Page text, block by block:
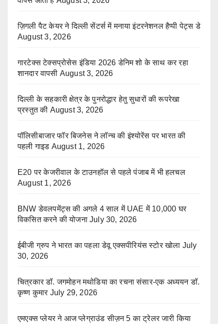
ज़िगली पैट केयर ने दिल्ली सेंटर्स में मनाया इंटरनेशनल हैप्पी पेट्स डे
August 3, 2026
गारटेक्स टेक्सप्रोसेस इंडिया 2026 डेनिम शो के साथ कर रहा
शानदार वापसी August 3, 2026
दिल्ली के सहकारी क्षेत्र के पुनरोद्धार हेतु सुधारों की रूपरेखा
प्रस्तुत की August 3, 2026
पॉलिसीबाजार फॉर बिजनेस ने लॉन्च की इंश्योरेंस पर भारत की
पहली गाइड August 1, 2026
E20 पर केजरीवाल के टाउनहॉल से पहले पंजाब में भी हलचल
August 1, 2026
BNW डेवलपमेंट्स की अगले 4 साल में UAE में 10,000 घर
विकसित करने की योजना July 30, 2026
ईबीजी ग्रुप ने भारत का पहला डेवू एक्सपीरियंस स्टोर खोला July
30, 2026
चित्रकार डॉ. जगमोहन मथोडिया का रचना संसार-एक अध्ययन डॉ.
कृष्ण कुमार July 29, 2026
एमएक्स प्लेयर ने आज प्लेग्राउंड सीज़न 5 का ट्रेलर जारी किया